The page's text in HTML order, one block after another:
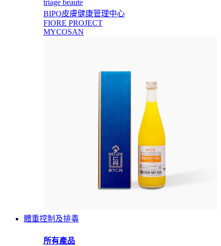
triage beaute
BIPO皮膚健康管理中心
FIORE PROJECT
MYCOSAN
體重控制及排毒
所有產品